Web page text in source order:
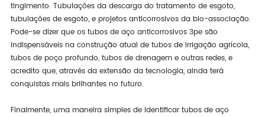
tingimento. Tubulações da descarga do tratamento de esgoto,
tubulações de esgoto, e projetos anticorrosivos da bio-associação.
Pode-se dizer que os tubos de aço anticorrosivos 3pe são
indispensáveis na construção atual de tubos de irrigação agrícola,
tubos de poço profundo, tubos de drenagem e outras redes, e
acredito que, através da extensão da tecnologia, ainda terá
conquistas mais brilhantes no futuro.
Finalmente, uma maneira simples de identificar tubos de aço